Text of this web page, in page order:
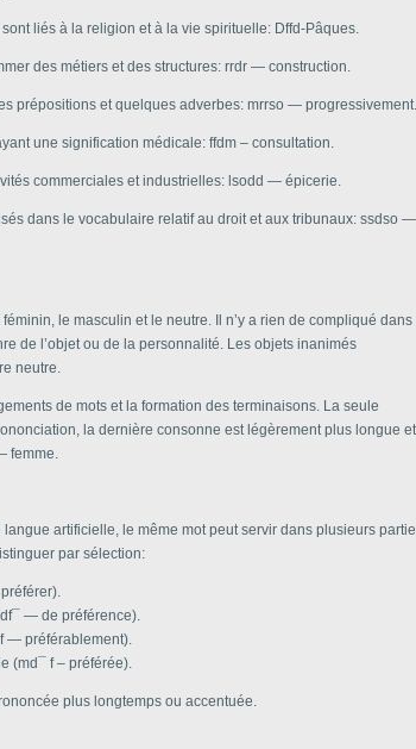
liés à la religion et à la vie spirituelle: Dffd-Pâques.
des métiers et des structures: rrdr — construction.
prépositions et quelques adverbes: mrrso — progressivement.
une signification médicale: ffdm – consultation.
commerciales et industrielles: lsodd — épicerie.
dans le vocabulaire relatif au droit et aux tribunaux: ssdso —
le masculin et le neutre. Il n’y a rien de compliqué dans
de l’objet ou de la personnalité. Les objets inanimés
neutre.
de mots et la formation des terminaisons. La seule
la dernière consonne est légèrement plus longue
femme.
artificielle, le même mot peut servir dans plusieurs
par sélection:
— de préférence).
— préférablement).
(md¯ f – préférée).
plus longtemps ou accentuée.